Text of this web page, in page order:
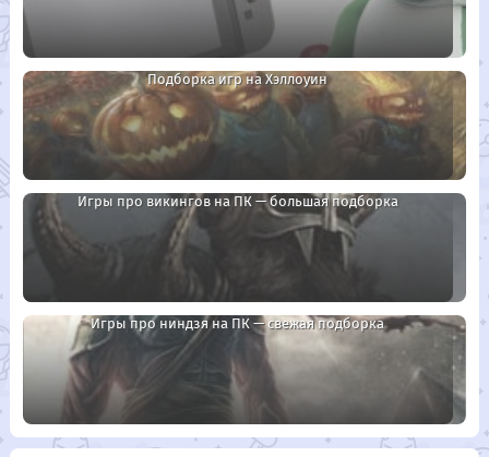
Подборка игр на Хэллоуин
Игры про викингов на ПК — большая подборка
Игры про ниндзя на ПК — свежая подборка